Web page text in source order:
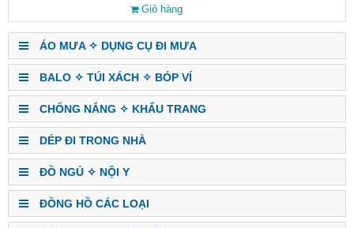
Giỏ hàng
ÁO MƯA ✧ DỤNG CỤ ĐI MƯA
BALO ✧ TÚI XÁCH ✧ BÓP VÍ
CHỐNG NẮNG ✧ KHẨU TRANG
DÉP ĐI TRONG NHÀ
ĐỒ NGỦ ✧ NỘI Y
ĐỒNG HỒ CÁC LOẠI